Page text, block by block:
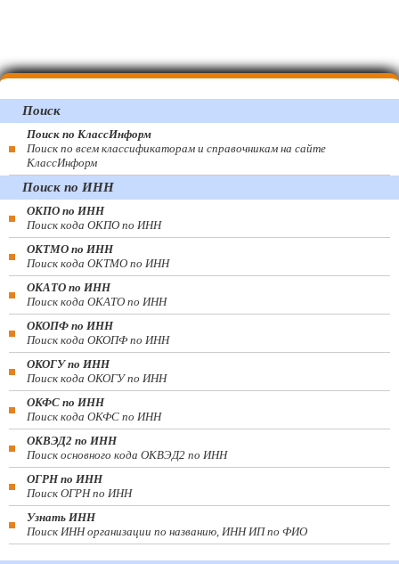
Поиск
Поиск по КлассИнформ
Поиск по всем классификаторам и справочникам на сайте
КлассИнформ
Поиск по ИНН
ОКПО по ИНН
Поиск кода ОКПО по ИНН
ОКТМО по ИНН
Поиск кода ОКТМО по ИНН
ОКАТО по ИНН
Поиск кода ОКАТО по ИНН
ОКОПФ по ИНН
Поиск кода ОКОПФ по ИНН
ОКОГУ по ИНН
Поиск кода ОКОГУ по ИНН
ОКФС по ИНН
Поиск кода ОКФС по ИНН
ОКВЭД2 по ИНН
Поиск основного кода ОКВЭД2 по ИНН
ОГРН по ИНН
Поиск ОГРН по ИНН
Узнать ИНН
Поиск ИНН организации по названию, ИНН ИП по ФИО